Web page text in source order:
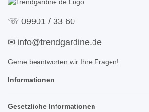
☏ 09901 / 33 60
✉ info@trendgardine.de
Gerne beantworten wir Ihre Fragen!
Informationen
Gesetzliche Informationen